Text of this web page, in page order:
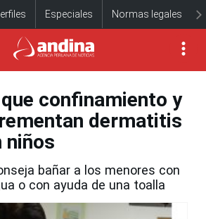
Especiales Normas legales
confinamiento y
dermatitis
niños
bañar a los menores con
o con ayuda de una toalla